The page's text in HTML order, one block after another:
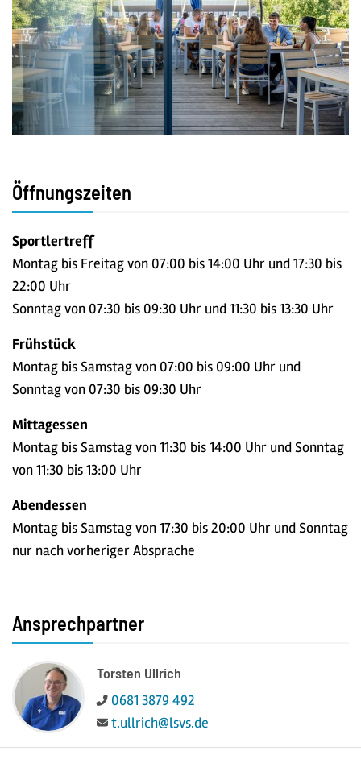
Öffnungszeiten
Sportlertreff
Montag bis Freitag von 07:00 bis 14:00 Uhr und 17:30 bis
22:00 Uhr
Sonntag von 07:30 bis 09:30 Uhr und 11:30 bis 13:30 Uhr
Frühstück
Montag bis Samstag von 07:00 bis 09:00 Uhr und
Sonntag von 07:30 bis 09:30 Uhr
Mittagessen
Montag bis Samstag von 11:30 bis 14:00 Uhr und Sonntag
von 11:30 bis 13:00 Uhr
Abendessen
Montag bis Samstag von 17:30 bis 20:00 Uhr und Sonntag
nur nach vorheriger Absprache
Ansprechpartner
Torsten Ullrich
Telefon:
0681 3879 492
E-Mail:
t.ullrich@lsvs.de